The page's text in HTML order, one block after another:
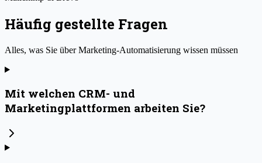
Häufig gestellte Fragen
Alles, was Sie über Marketing-Automatisierung wissen müssen
Mit welchen CRM- und
Marketingplattformen arbeiten Sie?